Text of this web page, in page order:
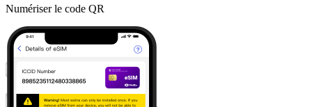
Numériser le code QR